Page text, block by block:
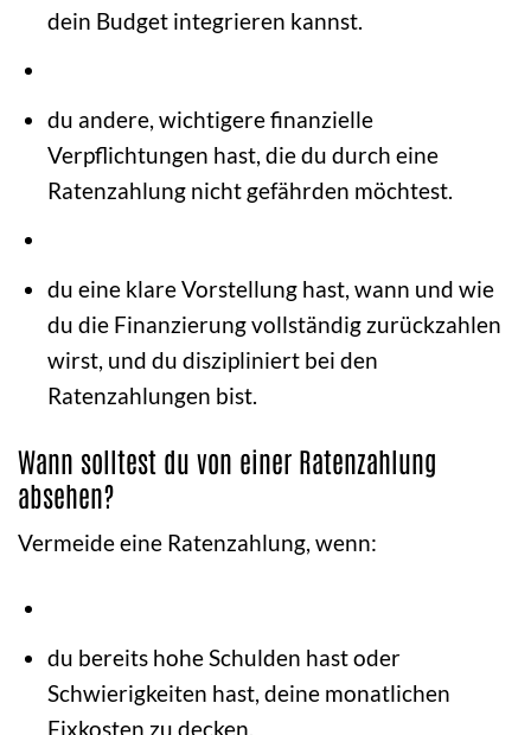
dein Budget integrieren kannst.
du andere, wichtigere finanzielle
Verpflichtungen hast, die du durch eine
Ratenzahlung nicht gefährden möchtest.
du eine klare Vorstellung hast, wann und wie
du die Finanzierung vollständig zurückzahlen
wirst, und du diszipliniert bei den
Ratenzahlungen bist.
Wann solltest du von einer Ratenzahlung
absehen?
Vermeide eine Ratenzahlung, wenn:
du bereits hohe Schulden hast oder
Schwierigkeiten hast, deine monatlichen
Fixkosten zu decken.